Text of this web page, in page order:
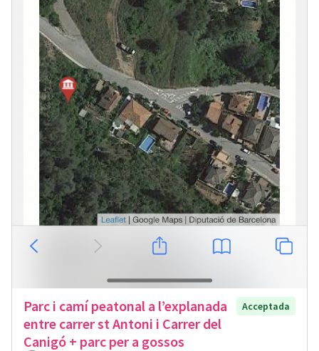
Parc i camí peatonal a l’explanada
entre carrer st Antoni i Carrer del
Canigó + parc per a gossos
Acceptada